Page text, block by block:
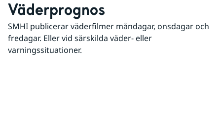
Väderprognos
SMHI publicerar väderfilmer måndagar, onsdagar och
fredagar. Eller vid särskilda väder- eller
varningssituationer.